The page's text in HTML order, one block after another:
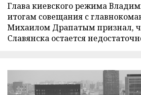
Глава киевского режима
итогам совещания с
Михаилом Драпатым признал,
Славянска остается